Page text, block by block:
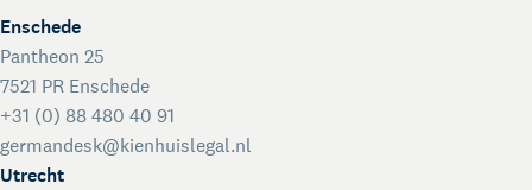
Enschede
Pantheon 25
7521 PR Enschede
+31 (0) 88 480 40 91
germandesk@kienhuislegal.nl
Utrecht